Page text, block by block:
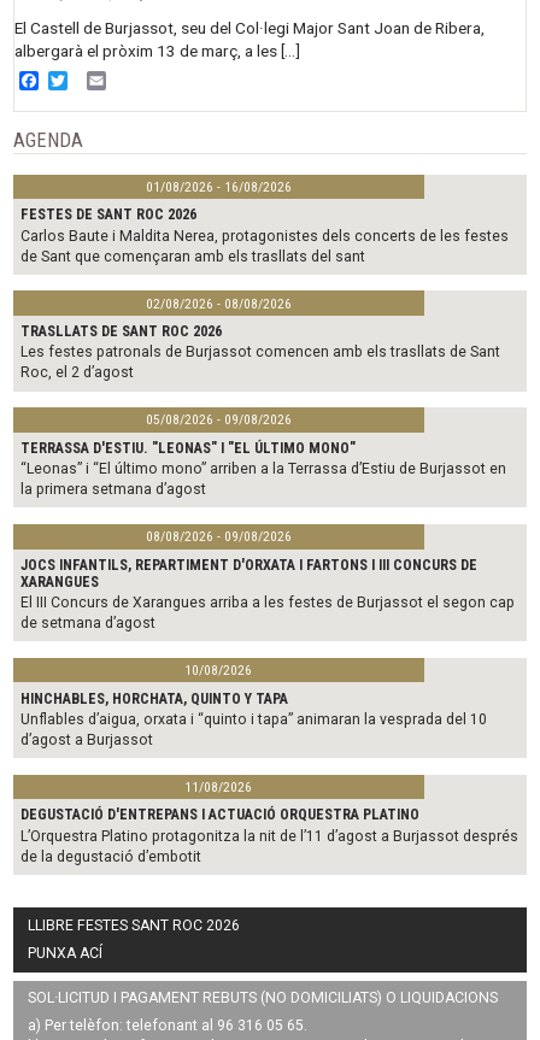
El Castell de Burjassot, seu del Col·legi Major Sant Joan de Ribera,
albergarà el pròxim 13 de març, a les […]
Facebook
Twitter
AGENDA
01/08/2026 - 16/08/2026
FESTES DE SANT ROC 2026
Carlos Baute i Maldita Nerea, protagonistes dels concerts de les festes
de Sant que començaran amb els trasllats del sant
02/08/2026 - 08/08/2026
TRASLLATS DE SANT ROC 2026
Les festes patronals de Burjassot comencen amb els trasllats de Sant
Roc, el 2 d’agost
05/08/2026 - 09/08/2026
TERRASSA D'ESTIU. "LEONAS" I "EL ÚLTIMO MONO"
“Leonas” i “El último mono” arriben a la Terrassa d’Estiu de Burjassot en
la primera setmana d’agost
08/08/2026 - 09/08/2026
JOCS INFANTILS, REPARTIMENT D'ORXATA I FARTONS I III CONCURS DE
XARANGUES
El III Concurs de Xarangues arriba a les festes de Burjassot el segon cap
de setmana d’agost
10/08/2026
HINCHABLES, HORCHATA, QUINTO Y TAPA
Unflables d’aigua, orxata i “quinto i tapa” animaran la vesprada del 10
d’agost a Burjassot
11/08/2026
DEGUSTACIÓ D'ENTREPANS I ACTUACIÓ ORQUESTRA PLATINO
L’Orquestra Platino protagonitza la nit de l’11 d’agost a Burjassot després
de la degustació d’embotit
LLIBRE FESTES SANT ROC 2026
PUNXA ACÍ
SOL·LICITUD I PAGAMENT REBUTS (NO DOMICILIATS) O LIQUIDACIONS
a) Per telèfon: telefonant al 96 316 05 65.